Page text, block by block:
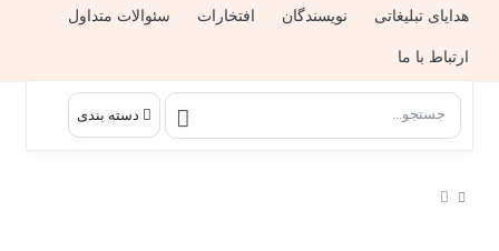
هدایای تبلیغاتی نویسندگان افتخارات سئوالات متداول
ارتباط با ما
دسته بندی